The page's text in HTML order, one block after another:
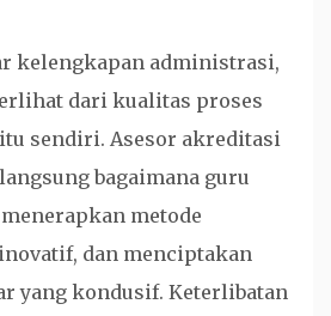
kelengkapan administrasi,
dari kualitas proses
sendiri. Asesor akreditasi
bagaimana guru
metode
dan menciptakan
yang kondusif. Keterlibatan